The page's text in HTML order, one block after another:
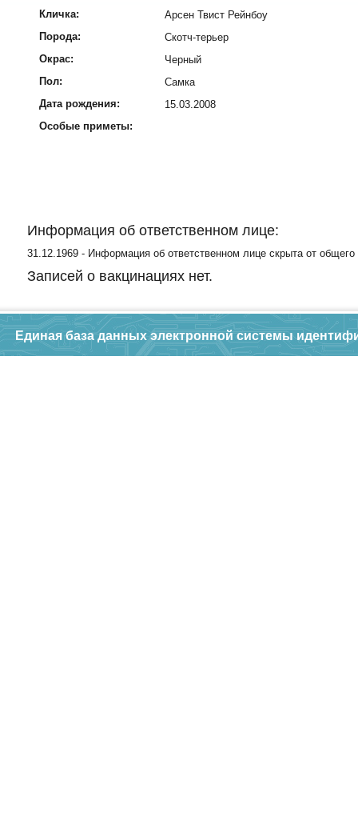
Кличка:
Арсен Твист Рейнбоу
Порода:
Скотч-терьер
Окрас:
Черный
Пол:
Самка
Дата рождения:
15.03.2008
Особые приметы:
Информация об ответственном лице:
31.12.1969 - Информация об ответственном лице скрыта от общего
Записей о вакцинациях нет.
Единая база данных электронной системы